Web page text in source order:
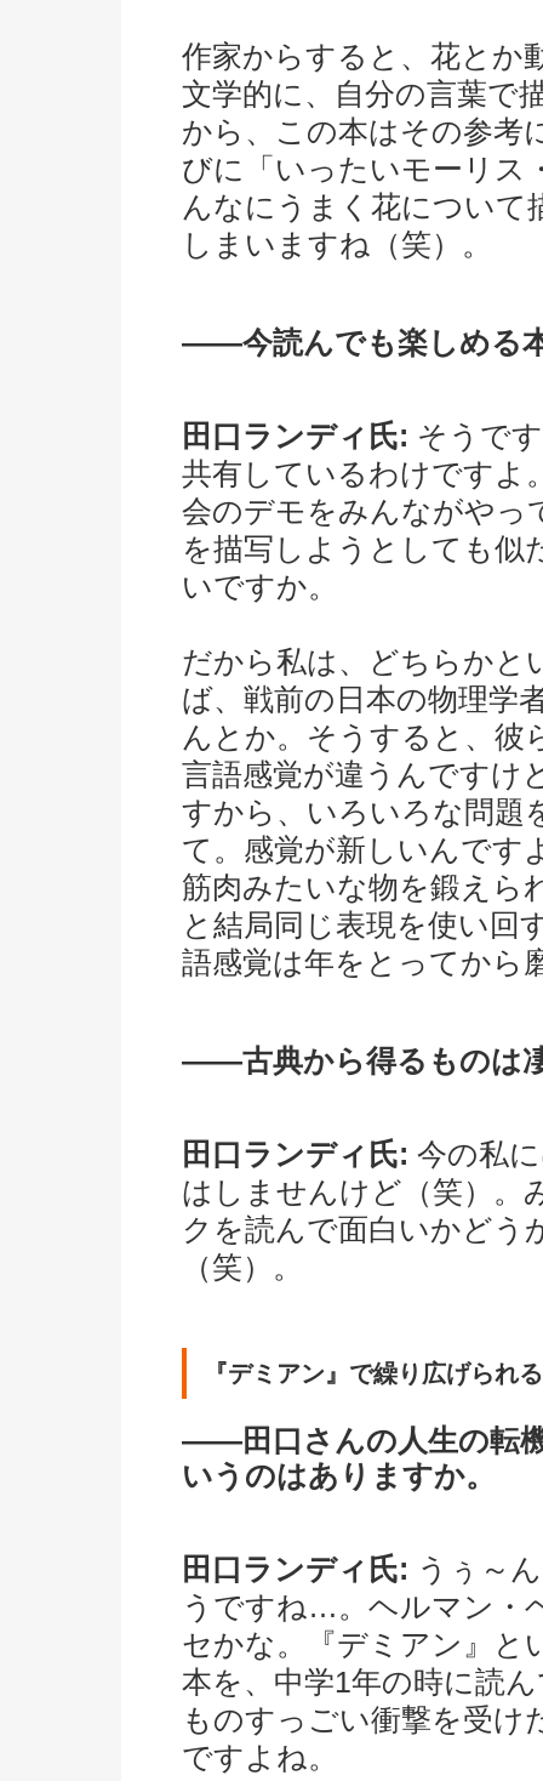
作家からすると、花とか
文学的に、自分の言葉で
から、この本はその参考
びに「いったいモーリス
んなにうまく花について
しまいますね（笑）。
――今読んでも楽しめる
田口ランディ氏: そうで
共有しているわけですよ
会のデモをみんながやっ
を描写しようとしても似
いですか。
だから私は、どちらかと
ば、戦前の日本の物理学
んとか。そうすると、彼
言語感覚が違うんですけ
すから、いろいろな問題
て。感覚が新しいんです
筋肉みたいな物を鍛えら
と結局同じ表現を使い回
語感覚は年をとってから
――古典から得るものは
田口ランディ氏: 今の私
はしませんけど（笑）。
クを読んで面白いかどう
（笑）。
『デミアン』で繰り広げられ
――田口さんの人生の転
いうのはありますか。
田口ランディ氏: うぅ～
うですね…。ヘルマン・
セかな。『デミアン』と
本を、中学1年の時に読
ものすっごい衝撃を受け
ですよね。